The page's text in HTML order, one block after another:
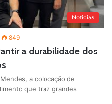
Noticias
849
a durabilidade dos
a colocação de
que traz grandes